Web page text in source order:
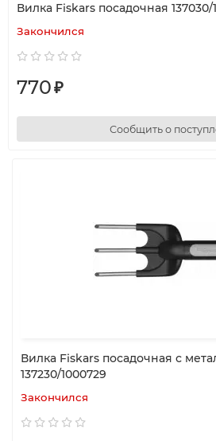
Вилка Fiskars посадочная 137030/
Закончился
770₽
Сообщить о
Вилка Fiskars посадочная с
137230/1000729
Закончился